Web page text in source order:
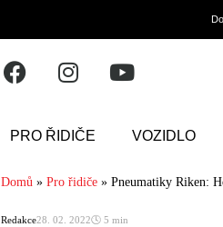
PRO ŘIDIČE VOZIDLO
Domů » Pro řidiče » Pneumatiky Riken:
Redakce28. 02. 2022🕓 5 min